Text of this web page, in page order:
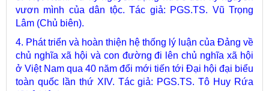
Lâm (Chủ biên).
4. Phát triển và hoàn thiện hệ thống lý luận của Đảng về
chủ nghĩa xã hội và con đường đi lên chủ nghĩa xã hội
ở Việt Nam qua 40 năm đổi mới tiến tới Đại hội đại biểu
toàn quốc lần thứ XIV. Tác giả: PGS.TS. Tô Huy Rứa
(Chủ biên).